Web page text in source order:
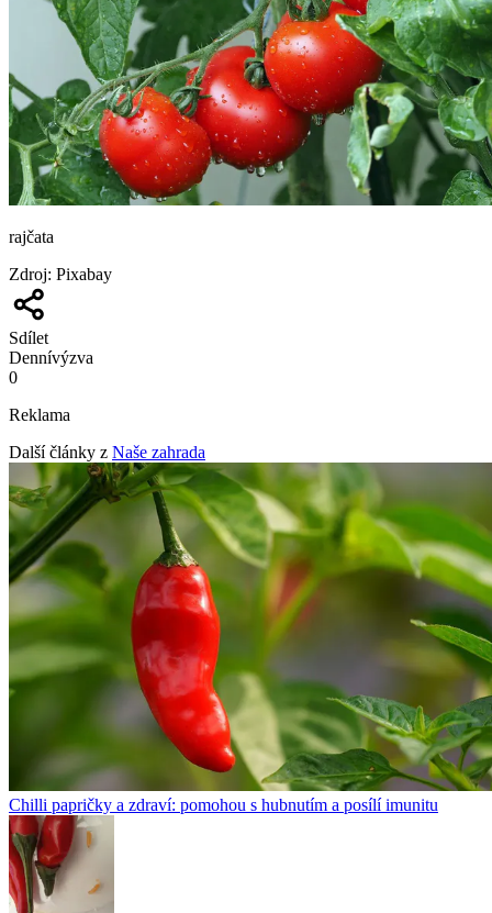
rajčata
Zdroj: Pixabay
Sdílet
Dennívýzva
0
Reklama
Další články z Naše zahrada
Chilli papričky a zdraví: pomohou s hubnutím a posílí imunitu